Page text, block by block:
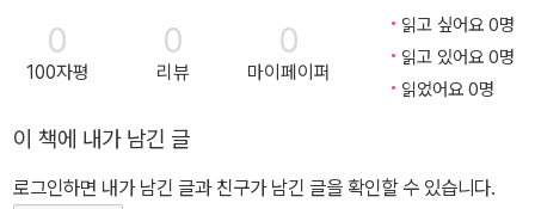
0
100자평
0
리뷰
0
마이페이퍼
읽고 싶어요 0명
읽고 있어요 0명
읽었어요 0명
이 책에 내가 남긴 글
로그인하면 내가 남긴 글과 친구가 남긴 글을 확인할 수 있습니다.